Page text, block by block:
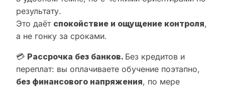
результату.
Это даёт спокойствие и ощущение контроля,
а не гонку за сроками.
💳 Рассрочка без банков. Без кредитов и
переплат: вы оплачиваете обучение поэтапно,
без финансового напряжения, по мере